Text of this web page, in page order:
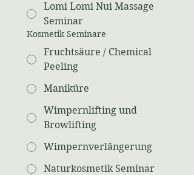
Lomi Lomi Nui Massage
Kosmetik Seminare
Fruchtsäure / Chemical
Peeling
Maniküre
Wimpernlifting und
Browlifting
Wimpernverlängerung
Naturkosmetik Seminar